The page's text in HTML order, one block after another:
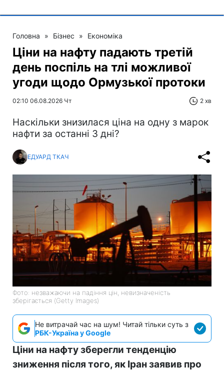
Головна » Бізнес » Економіка
Ціни на нафту падають третій
день поспіль на тлі можливої
угоди щодо Ормузької протоки
02:10 06.08.2026 Чт 2 хв
Наскільки знизилася ціна на одну з марок
нафти за останні 3 дні?
ЕДУАРД ТКАЧ
Фото: незважаючи на падіння цін, невизначеність
зберігається (Getty Images)
Не витрачай час на шум! Читай тільки суть з
РБК-Україна у Google
Ціни на нафту зберегли тенденцію
зниження після того, як Іран заявив про